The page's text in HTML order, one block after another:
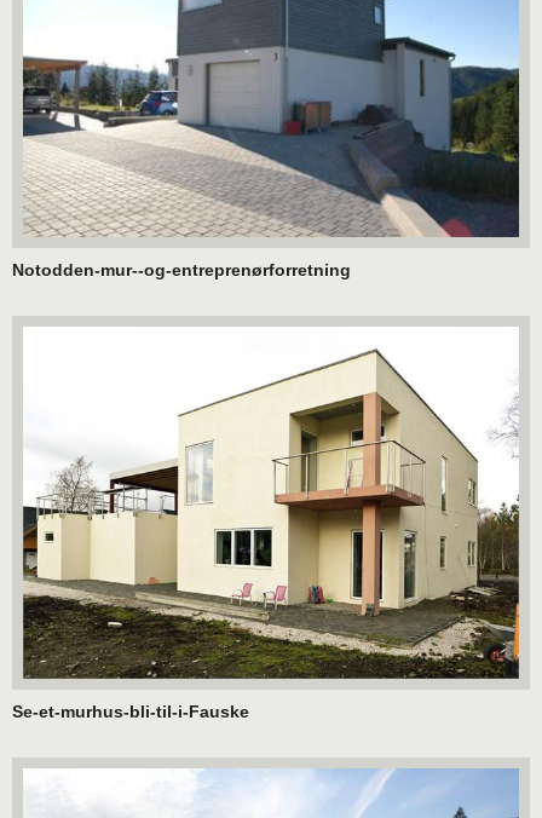
Notodden-mur--og-entreprenørforretning
Se-et-murhus-bli-til-i-Fauske